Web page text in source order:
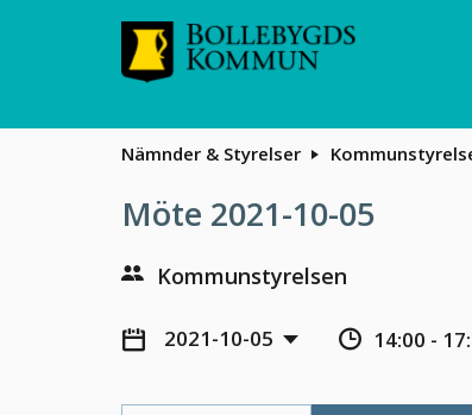
Nämnder & Styrelser
Möte 2021-10-05
Kommunstyrelsen
2021-10-05 14:00 -